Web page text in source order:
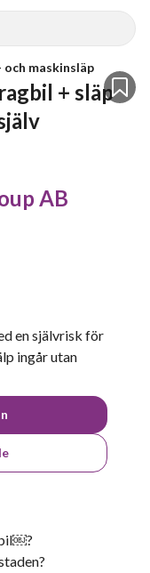
och maskinsläp
+ släp
AB
en självrisk för
ingår utan